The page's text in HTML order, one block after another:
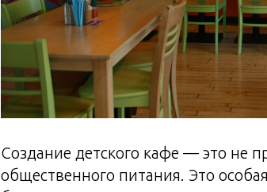
Создание детского кафе — это не
общественного питания. Это